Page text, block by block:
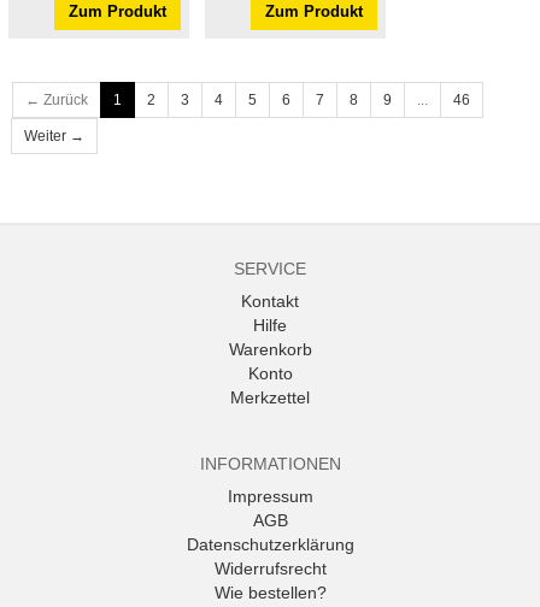
Zum Produkt
Zum Produkt
← Zurück 1 2 3 4 5 6 7 8 9 ... 46
Weiter →
SERVICE
Kontakt
Hilfe
Warenkorb
Konto
Merkzettel
INFORMATIONEN
Impressum
AGB
Datenschutzerklärung
Widerrufsrecht
Wie bestellen?